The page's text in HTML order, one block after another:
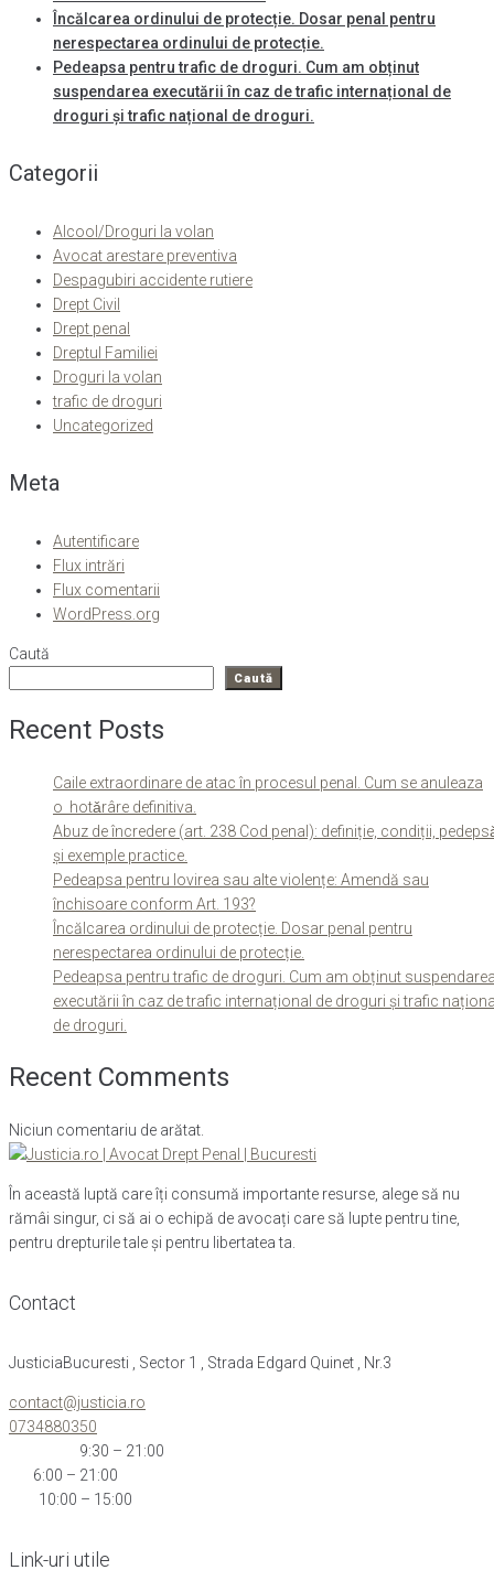
Încălcarea ordinului de protecție. Dosar penal pentru
nerespectarea ordinului de protecție.
Pedeapsa pentru trafic de droguri. Cum am obținut
suspendarea executării în caz de trafic internațional de
droguri și trafic național de droguri.
Categorii
Alcool/Droguri la volan
Avocat arestare preventiva
Despagubiri accidente rutiere
Drept Civil
Drept penal
Dreptul Familiei
Droguri la volan
trafic de droguri
Uncategorized
Meta
Autentificare
Flux intrări
Flux comentarii
WordPress.org
Caută
Caută
Recent Posts
Caile extraordinare de atac în procesul penal. Cum se anuleaza
o hotǎrâre definitiva.
Abuz de încredere (art. 238 Cod penal): definiție, condiții,
și exemple practice.
Pedeapsa pentru lovirea sau alte violențe: Amendă sau
închisoare conform Art. 193?
Încălcarea ordinului de protecție. Dosar penal pentru
nerespectarea ordinului de protecție.
Pedeapsa pentru trafic de droguri. Cum am obținut
executării în caz de trafic internațional de droguri și trafic
de droguri.
Recent Comments
Niciun comentariu de arătat.
În această luptă care îți consumă importante resurse, alege să nu
rămâi singur, ci să ai o echipă de avocați care să lupte pentru tine,
pentru drepturile tale și pentru libertatea ta.
Contact
JusticiaBucuresti , Sector 1 , Strada Edgard Quinet , Nr.3
contact@justicia.ro
0734880350
9:30 – 21:00
6:00 – 21:00
10:00 – 15:00
Link-uri utile